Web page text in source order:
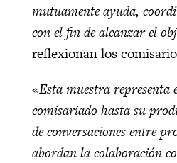
mutuamente ayuda,
con el fin de alcanzar el
reflexionan los
«Esta muestra representa
comisariado hasta su
de conversaciones entre
abordan la colaboración